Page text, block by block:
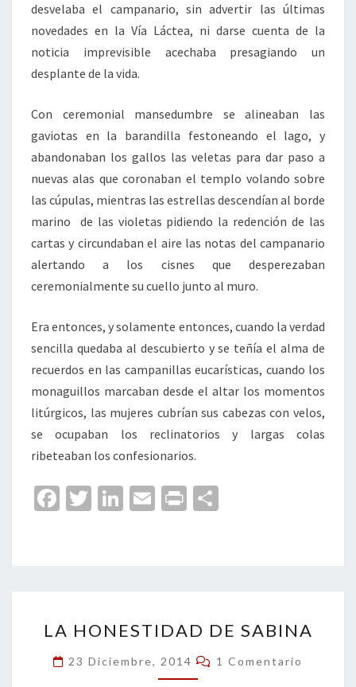
desvelaba el campanario, sin advertir las últimas
novedades en la Vía Láctea, ni darse cuenta de la
noticia imprevisible acechaba presagiando un
desplante de la vida.
Con ceremonial mansedumbre se alineaban las
gaviotas en la barandilla festoneando el lago, y
abandonaban los gallos las veletas para dar paso a
nuevas alas que coronaban el templo volando sobre
las cúpulas, mientras las estrellas descendían al borde
marino de las violetas pidiendo la redención de las
cartas y circundaban el aire las notas del campanario
alertando a los cisnes que desperezaban
ceremonialmente su cuello junto al muro.
Era entonces, y solamente entonces, cuando la verdad
sencilla quedaba al descubierto y se teñía el alma de
recuerdos en las campanillas eucarísticas, cuando los
monaguillos marcaban desde el altar los momentos
litúrgicos, las mujeres cubrían sus cabezas con velos,
se ocupaban los reclinatorios y largas colas
ribeteaban los confesionarios.
Fa
o
o
k
T
er
Li
dI
n
E
l
Pr
p
ar
tir
HONESTIDAD
DE
SABINA
LA HONESTIDAD DE SABINA
23 Diciembre, 2014 Comentarios
1 Comentario